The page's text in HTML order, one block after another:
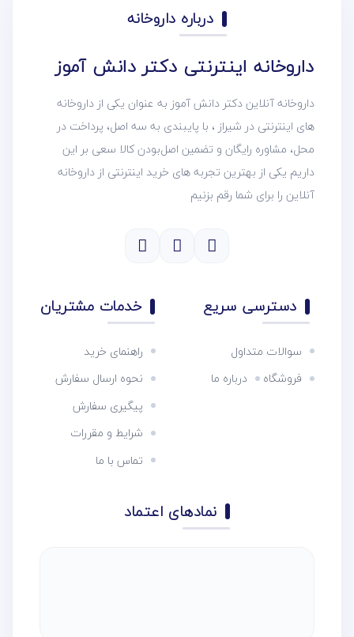
درباره داروخانه
داروخانه اینترنتی دکتر دانش آموز
داروخانه آنلاین دکتر دانش آموز به عنوان یکی از داروخانه
های اینترنتی در شیراز ، با پایبندی به سه اصل، پرداخت در
محل، مشاوره رایگان و تضمین اصل‌بودن کالا سعی بر این
داریم یکی از بهترین تجربه های خرید اینترنتی از داروخانه
آنلاین را برای شما رقم بزنیم
دسترسی سریع
سوالات متداول
فروشگاه
درباره ما
خدمات مشتریان
راهنمای خرید
نحوه ارسال سفارش
پیگیری سفارش
شرایط و مقررات
تماس با ما
نمادهای اعتماد